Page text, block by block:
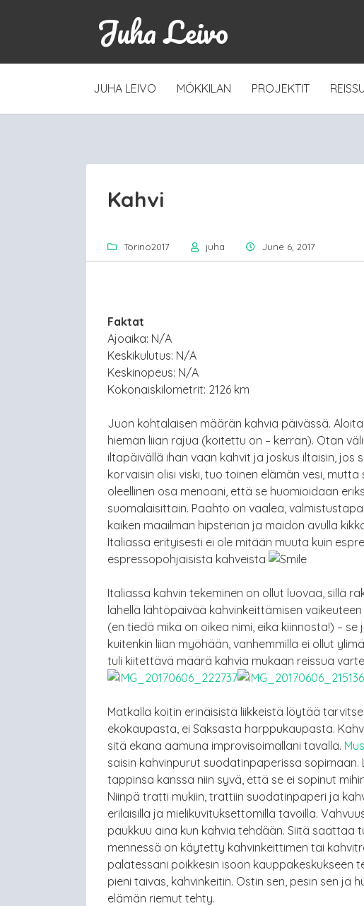
Juha Leivo
SKIP
CONTENT
JUHA LEIVO MÖKKILAN PROJEKTIT
Kahvi
Torino2017 juha June 6, 2017
Faktat
Ajoaika: N/A
Keskikulutus: N/A
Keskinopeus: N/A
Kokonaiskilometrit: 2126 km
Juon kohtalaisen määrän kahvia päivässä.
hieman liian rajua (koitettu on – kerran). Otan
iltapäivällä ihan vaan kahvit ja joskus iltaisin, jos
korvaisin olisi viski, tuo toinen elämän vesi,
oleellinen osa menoani, että se huomioidaan
suomalaisittain. Paahto on vaalea,
kaiken maailman hipsterian ja maidon avulla
Italiassa erityisesti ei ole mitään muuta kuin
espressopohjaisista kahveista
Italiassa kahvin tekeminen on ollut luovaa, sillä
lähellä lähtöpäivää kahvinkeittämisen vaikeuteen
(en tiedä mikä on oikea nimi, eikä kiinnosta!) –
kuitenkin liian myöhään, vanhemmilla ei ollut
tuli kiitettävä määrä kahvia mukaan reissua
Matkalla koitin erinäisistä liikkeistä löytää
ekokaupasta, ei Saksasta harppukaupasta.
sitä ekana aamuna improvisoimallani tavalla.
saisin kahvinpurut suodatinpaperissa
tappinsa kanssa niin syvä, että se ei sopinut
Niinpä tratti mukiin, trattiin suodatinpaperi ja
erilaisilla ja mielikuvituksettomilla tavoilla.
paukkuu aina kun kahvia tehdään. Siitä saattaa
mennessä on käytetty kahvinkeittimen tai
palatessani poikkesin isoon
pieni taivas, kahvinkeitin. Ostin sen, pesin sen ja
elämän riemut tehty.